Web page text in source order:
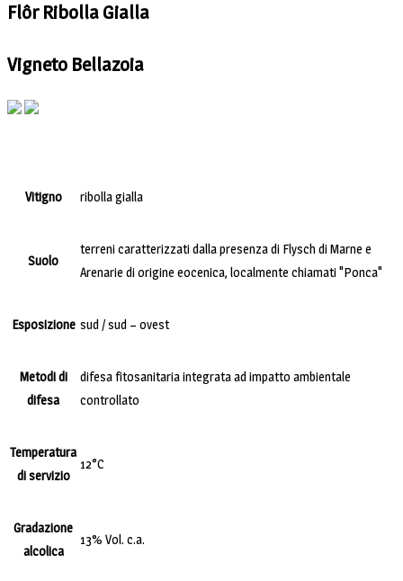
Flôr Ribolla Gialla
Vigneto Bellazoia
Vitigno ribolla gialla
Suolo
terreni caratterizzati dalla presenza di Flysch di Marne e
Arenarie di origine eocenica, localmente chiamati "Ponca"
Esposizione sud / sud – ovest
Metodi di
difesa
difesa fitosanitaria integrata ad impatto ambientale
controllato
Temperatura
di servizio
12°C
Gradazione
alcolica
13% Vol. c.a.